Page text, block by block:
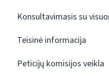
Konsultavimasis su
Teisinė informacija
Peticijų komisijos veikla